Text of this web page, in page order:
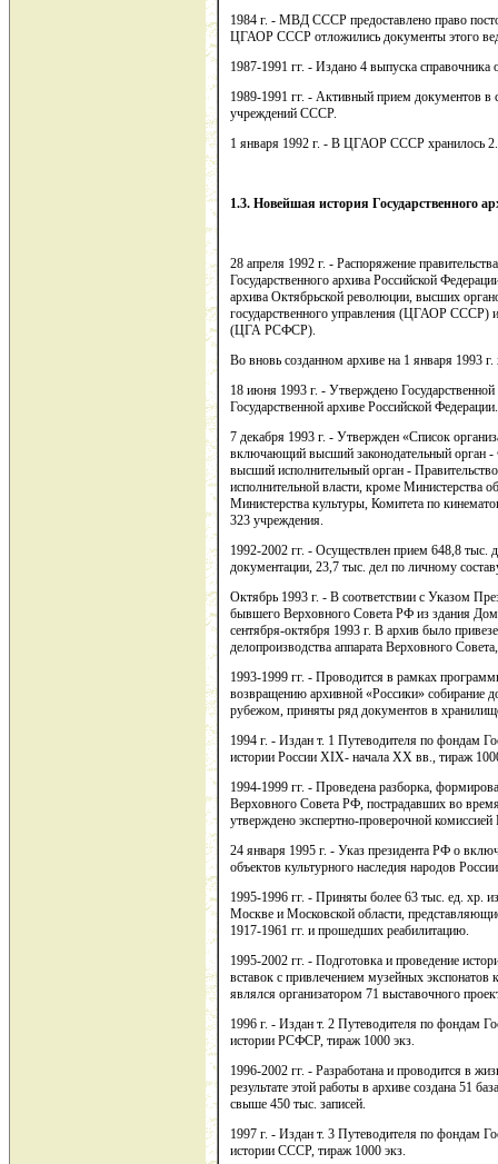
1984 г. - МВД СССР предоставлено право
ЦГАОР СССР отложились документы этого
1987-1991 гг. - Издано 4 выпуска
1989-1991 гг. - Активный прием документов в
учреждений СССР.
1 января 1992 г. - В ЦГАОР СССР хранилось
1.3. Новейшая история Государственного
28 апреля 1992 г. - Распоряжение
Государственного архива Российской
архива Октябрьской революции, высших
государственного управления (ЦГАОР СССР)
(ЦГА РСФСР).
Во вновь созданном архиве на 1 января 1993
18 июня 1993 г. - Утверждено
Государственной архиве Российской Федерации.
7 декабря 1993 г. - Утвержден «Список
включающий высший законодательный орган -
высший исполнительный орган -
исполнительной власти, кроме Министерства
Министерства культуры, Комитета по
323 учреждения.
1992-2002 гг. - Осуществлен прием 648,8 тыс.
документации, 23,7 тыс. дел по личному
Октябрь 1993 г. - В соответствии с Указом
бывшего Верховного Совета РФ из здания
сентября-октября 1993 г. В архив было
делопроизводства аппарата Верховного
1993-1999 гг. - Проводится в рамках
возвращению архивной «Россики» собирание
рубежом, приняты ряд документов в
1994 г. - Издан т. 1 Путеводителя по фондам
истории России XIX- начала XX вв., тираж
1994-1999 гг. - Проведена разборка,
Верховного Совета РФ, пострадавших во
утверждено экспертно-проверочной
24 января 1995 г. - Указ президента РФ о
объектов культурного наследия народов
1995-1996 гг. - Приняты более 63 тыс. ед. хр.
Москве и Московской области,
1917-1961 гг. и прошедших реабилитацию.
1995-2002 гг. - Подготовка и проведение
вставок с привлечением музейных
являлся организатором 71 выставочного
1996 г. - Издан т. 2 Путеводителя по фондам
истории РСФСР, тираж 1000 экз.
1996-2002 гг. - Разработана и проводится в
результате этой работы в архиве создана 51
свыше 450 тыс. записей.
1997 г. - Издан т. 3 Путеводителя по фондам
истории СССР, тираж 1000 экз.